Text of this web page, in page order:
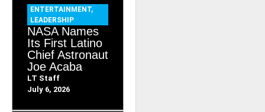
ENTERTAINMENT,
LEADERSHIP
NASA Names
Its First Latino
Chief Astronaut
Joe Acaba
LT Staff
July 6, 2026